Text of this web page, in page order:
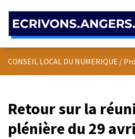
CONSEIL LOCAL DU NUMERIQUE /
Retour sur la
plénière du 29